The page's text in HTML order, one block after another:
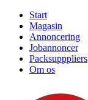
Start
Magasin
Annoncering
Jobannoncer
Packsupppliers
Om os